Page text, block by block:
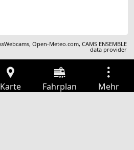
,Open-Meteo.com,CAMS ENSEMBLE
data provider
Karte Fahrplan Mehr